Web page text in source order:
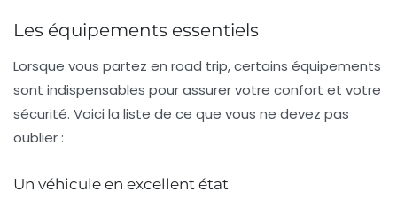
Les équipements essentiels
Lorsque vous partez en road trip, certains équipements
sont indispensables pour assurer votre confort et votre
sécurité. Voici la liste de ce que vous ne devez pas
oublier :
Un véhicule en excellent état